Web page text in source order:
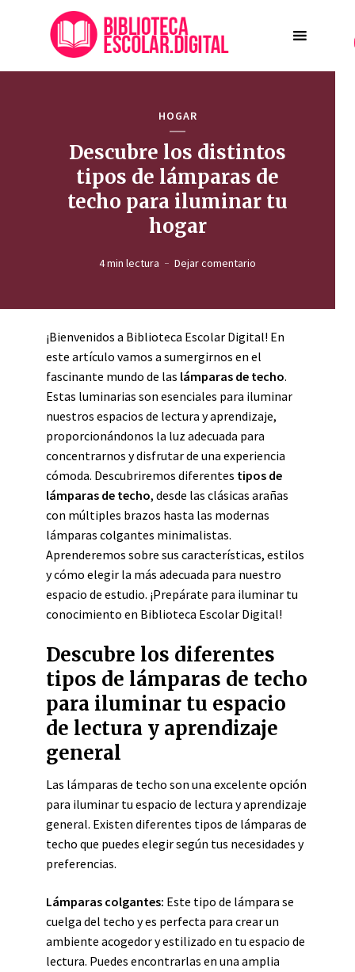
HOGAR
Descubre los distintos
tipos de lámparas de
techo para iluminar tu
hogar
4 min lectura Dejar comentario
¡Bienvenidos a Biblioteca Escolar Digital! En
este artículo vamos a sumergirnos en el
fascinante mundo de las lámparas de techo.
Estas luminarias son esenciales para iluminar
nuestros espacios de lectura y aprendizaje,
proporcionándonos la luz adecuada para
concentrarnos y disfrutar de una experiencia
cómoda. Descubriremos diferentes tipos de
lámparas de techo, desde las clásicas arañas
con múltiples brazos hasta las modernas
lámparas colgantes minimalistas.
Aprenderemos sobre sus características, estilos
y cómo elegir la más adecuada para nuestro
espacio de estudio. ¡Prepárate para iluminar tu
conocimiento en Biblioteca Escolar Digital!
Descubre los diferentes
tipos de lámparas de techo
para iluminar tu espacio
de lectura y aprendizaje
general
Las lámparas de techo son una excelente opción
para iluminar tu espacio de lectura y aprendizaje
general. Existen diferentes tipos de lámparas de
techo que puedes elegir según tus necesidades y
preferencias.
Lámparas colgantes: Este tipo de lámpara se
cuelga del techo y es perfecta para crear un
ambiente acogedor y estilizado en tu espacio de
lectura. Puedes encontrarlas en una amplia